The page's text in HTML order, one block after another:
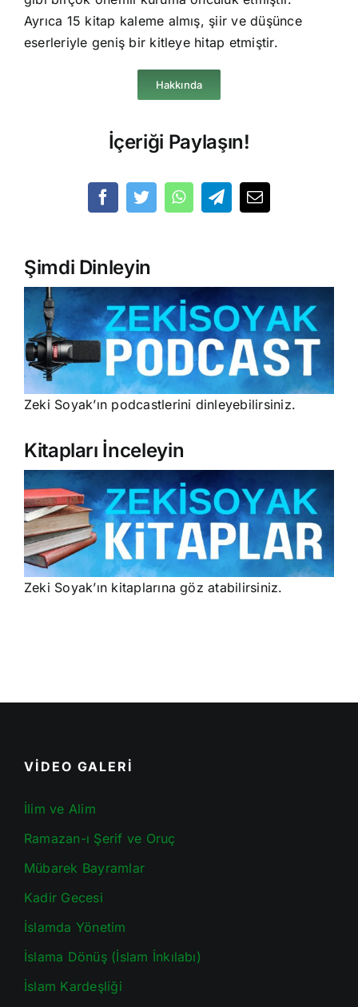
Ayrıca 15 kitap kaleme almış, şiir ve düşünce
eserleriyle geniş bir kitleye hitap etmiştir.
Hakkında
İçeriği Paylaşın!
Şimdi Dinleyin
Zeki Soyak’ın podcastlerini dinleyebilirsiniz.
Kitapları İnceleyin
Zeki Soyak’ın kitaplarına göz atabilirsiniz.
VİDEO GALERİ
İlim ve Alim
Ramazan-ı Şerif ve Oruç
Mübarek Bayramlar
Kadir Gecesi
İslamda Yönetim
İslama Dönüş (İslam İnkılabı)
İslam Kardeşliği